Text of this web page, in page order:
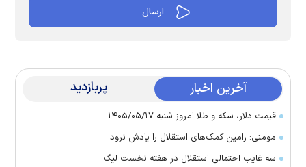
آخرین اخبار پربازدید
قیمت دلار، سکه و طلا امروز شنبه ۱۴۰۵/۰۵/۱۷
مومنی: رامین کمک‌های استقلال را یادش نرود
سه غایب احتمالی استقلال در هفته نخست لیگ